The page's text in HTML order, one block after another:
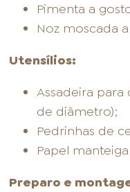
Pimenta a
Noz moscada
Utensílios:
Assadeira
de diâmetro);
Pedrinhas de
Papel
Preparo e